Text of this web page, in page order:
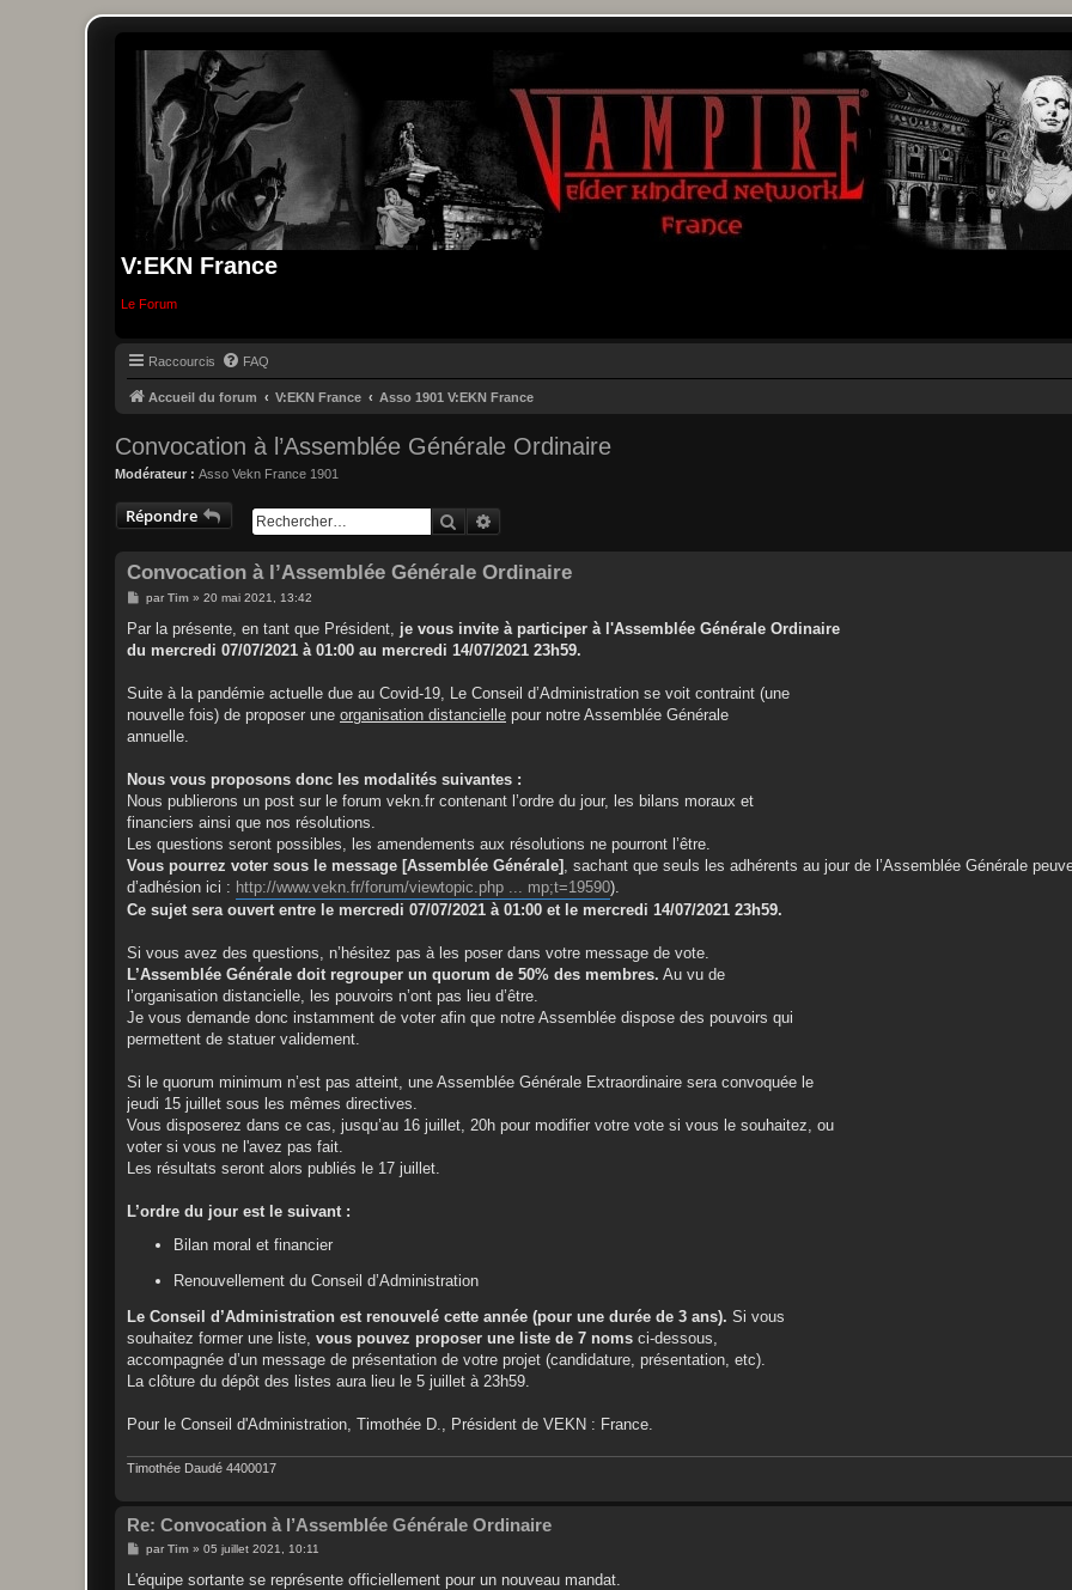
V:EKN France
Le Forum
Raccourcis FAQ
Accueil du forum V:EKN France Asso 1901 V:EKN France
Convocation à l’Assemblée Générale Ordinaire
Modérateur : Asso Vekn France 1901
Répondre Rechercher
Convocation à l’Assemblée Générale Ordinaire
M
s
a
parTim» 20 mai 2021, 13:42
Par la présente, en tant que Président, je vous invite à participer à l'Assemblée Générale Ordinaire
du mercredi 07/07/2021 à 01:00 au mercredi 14/07/2021 23h59.
Suite à la pandémie actuelle due au Covid-19, Le Conseil d’Administration se voit contraint (une
nouvelle fois) de proposer une organisation distancielle pour notre Assemblée Générale
annuelle.
Nous vous proposons donc les modalités suivantes :
Nous publierons un post sur le forum vekn.fr contenant l’ordre du jour, les bilans moraux et
financiers ainsi que nos résolutions.
Les questions seront possibles, les amendements aux résolutions ne pourront l’être.
Vous pourrez voter sous le message [Assemblée Générale]
, sachant que seuls les adhérents au jour de l’Assemblée Générale
d’adhésion ici : http://www.vekn.fr/forum/viewtopic.php ... mp;t=19590).
Ce sujet sera ouvert entre le mercredi 07/07/2021 à 01:00 et le mercredi 14/07/2021 23h59.
Si vous avez des questions, n’hésitez pas à les poser dans votre message de vote.
L’Assemblée Générale doit regrouper un quorum de 50% des membres. Au vu de
l’organisation distancielle, les pouvoirs n’ont pas lieu d’être.
Je vous demande donc instamment de voter afin que notre Assemblée dispose des pouvoirs qui
permettent de statuer validement.
Si le quorum minimum n’est pas atteint, une Assemblée Générale Extraordinaire sera convoquée le
jeudi 15 juillet sous les mêmes directives.
Vous disposerez dans ce cas, jusqu’au 16 juillet, 20h pour modifier votre vote si vous le souhaitez, ou
voter si vous ne l'avez pas fait.
Les résultats seront alors publiés le 17 juillet.
L’ordre du jour est le suivant :
Bilan moral et financier
Renouvellement du Conseil d’Administration
Le Conseil d’Administration est renouvelé cette année (pour une durée de 3 ans). Si vous
souhaitez former une liste, vous pouvez proposer une liste de 7 noms ci-dessous,
accompagnée d’un message de présentation de votre projet (candidature, présentation, etc).
La clôture du dépôt des listes aura lieu le 5 juillet à 23h59.
Pour le Conseil d'Administration, Timothée D., Président de VEKN : France.
Timothée Daudé 4400017
Re: Convocation à l’Assemblée Générale Ordinaire
M
s
parTim» 05 juillet 2021, 10:11
L'équipe sortante se représente officiellement pour un nouveau mandat.